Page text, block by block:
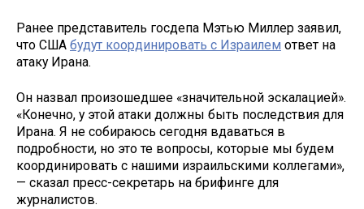
Ранее представитель госдепа Мэтью Миллер заявил,
что США будут координировать с Израилем ответ на
атаку Ирана.
Он назвал произошедшее «значительной эскалацией».
«Конечно, у этой атаки должны быть последствия для
Ирана. Я не собираюсь сегодня вдаваться в
подробности, но это те вопросы, которые мы будем
координировать с нашими израильскими коллегами»,
— сказал пресс-секретарь на брифинге для
журналистов.